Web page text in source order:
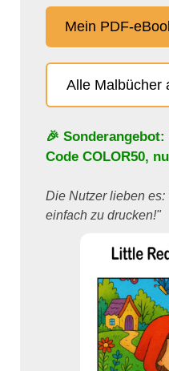
Mein PDF-
Alle Malbücher
🎉
Code COLOR50,
Die Nutzer lieben
einfach zu drucken!"